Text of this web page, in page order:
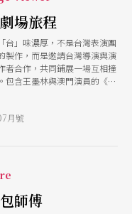
多思春小泡泡的金寶，進了排
眼前漂亮女團員推拖拉扯，在
，身體瞬間透明，非男非女。
場旅程
台」味濃厚，不是台灣表演團
製作，而是邀請台灣導演與演
者合作，共同鋪展一場互相撞
包含王墨林與澳門演員的《長
汀尼執導澳門青年劇團的莎
樣的過程，為兩地劇場工作
月號
師傅